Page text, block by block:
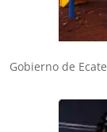
Gobierno de